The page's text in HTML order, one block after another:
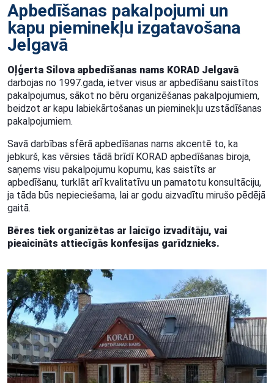
Apbedīšanas pakalpojumi un
kapu pieminekļu izgatavošana
Jelgavā
Oļģerta Silova apbedīšanas nams KORAD Jelgavā
darbojas no 1997.gada, ietver visus ar apbedīšanu saistītos
pakalpojumus, sākot no bēru organizēšanas pakalpojumiem,
beidzot ar kapu labiekārtošanas un pieminekļu uzstādīšanas
pakalpojumiem.
Savā darbības sfērā apbedīšanas nams akcentē to, ka
jebkurš, kas vērsies tādā brīdī KORAD apbedīšanas biroja,
saņems visu pakalpojumu kopumu, kas saistīts ar
apbedīšanu, turklāt arī kvalitatīvu un pamatotu konsultāciju,
ja tāda būs nepieciešama, lai ar godu aizvadītu mirušo pēdējā
gaitā.
Bēres tiek organizētas ar laicīgo izvadītāju, vai
pieaicināts attiecīgās konfesijas garīdznieks.